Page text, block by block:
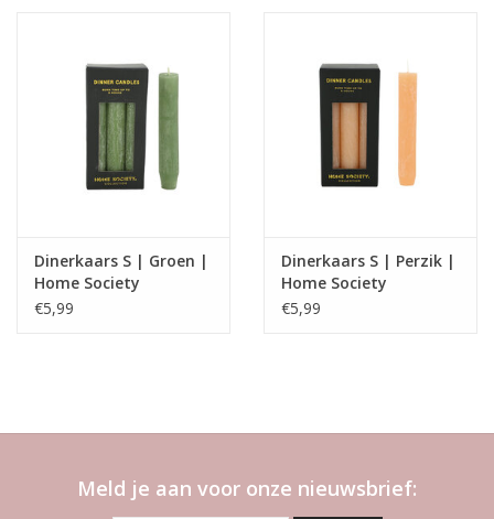
Dinerkaars S | Groen |
Home Society
€5,99
Dinerkaars S | Perzik |
Home Society
€5,99
Meld je aan voor onze nieuwsbrief: